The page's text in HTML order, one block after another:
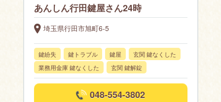
あんしん行田鍵屋さん24時
埼玉県行田市旭町6-5
鍵紛失 鍵トラブル 鍵屋
玄関 鍵なくした
業務用金庫 鍵なくした
玄関 鍵解錠
048-554-3802